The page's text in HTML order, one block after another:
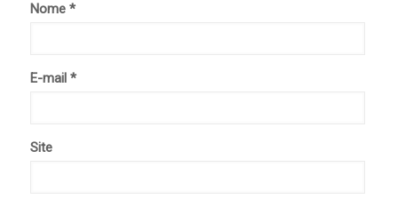
Nome *
E-mail *
Site